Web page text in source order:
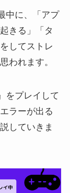
中に、「アプ
きる」「タ
してストレ
われます。
をプレイして
ラーが出る
していきま